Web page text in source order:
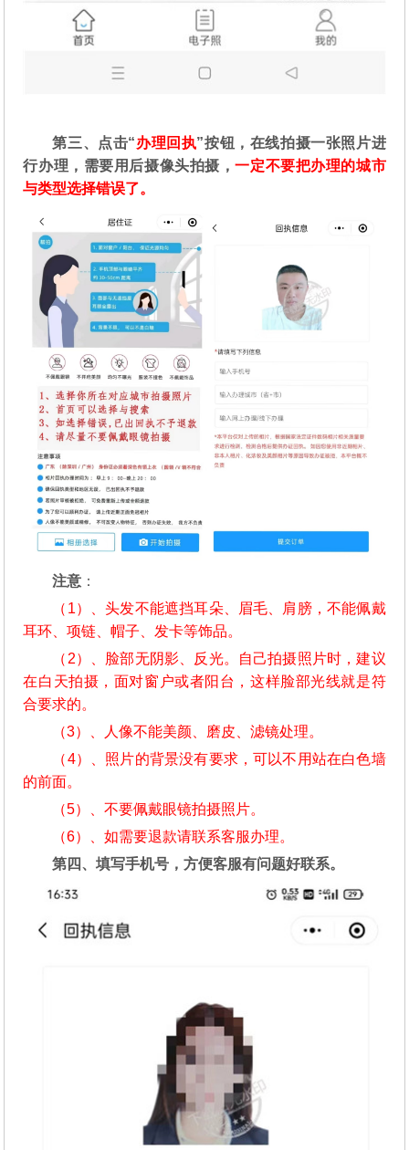
第三、点击“办理回执”按钮，在线拍摄一张照片进
行办理，需要用后摄像头拍摄，一定不要把办理的城市
与类型选择错误了。
注意 ：
（1）、头发不能遮挡耳朵、眉毛、肩膀，不能佩戴
耳环、项链、帽子、发卡等饰品。
（2）、脸部无阴影、反光。自己拍摄照片时，建议
在白天拍摄，面对窗户或者阳台，这样脸部光线就是符
合要求的。
（3）、人像不能美颜、磨皮、滤镜处理。
（4）、照片的背景没有要求，可以不用站在白色墙
的前面。
（5）、不要佩戴眼镜拍摄照片。
（6）、如需要退款请联系客服办理。
第四、填写手机号，方便客服有问题好联系。